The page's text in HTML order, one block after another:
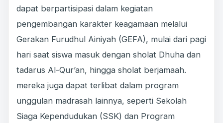
dapat berpartisipasi dalam kegiatan
pengembangan karakter keagamaan melalui
Gerakan Furudhul Ainiyah (GEFA), mulai dari pagi
hari saat siswa masuk dengan sholat Dhuha dan
tadarus Al-Qur’an, hingga sholat berjamaah.
mereka juga dapat terlibat dalam program
unggulan madrasah lainnya, seperti Sekolah
Siaga Kependudukan (SSK) dan Program